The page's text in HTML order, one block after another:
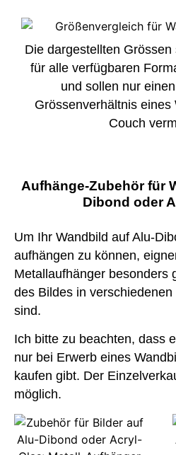
Die dargestellten
für alle verfügbaren
und sollen nur
Grössenverhältnis eines
Couch
Aufhänge-Zubehör für
Dibond oder
Um Ihr Wandbild auf Alu-
aufhängen zu können,
Metallaufhänger besonders
des Bildes in
sind.
Ich bitte zu beachten, dass
nur bei Erwerb eines
kaufen gibt. Der
möglich.